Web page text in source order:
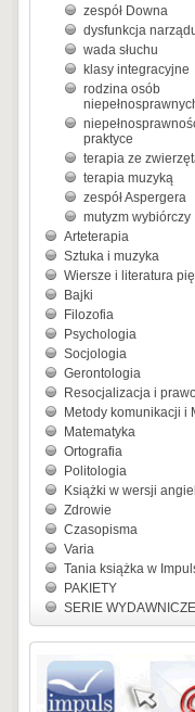
zespół Downa
dysfunkcja
wada słuchu
klasy integracyjne
rodzina osób
praktyce
terapia ze
terapia muzyką
zespół Aspergera
mutyzm wybiórczy
Arteterapia
Sztuka i muzyka
Wiersze i literatura
Bajki
Filozofia
Psychologia
Socjologia
Gerontologia
Resocjalizacja i
Metody komunikacji i
Matematyka
Ortografia
Politologia
Książki w wersji
Zdrowie
Czasopisma
Varia
Tania książka w
PAKIETY
SERIE WYDAWNICZE